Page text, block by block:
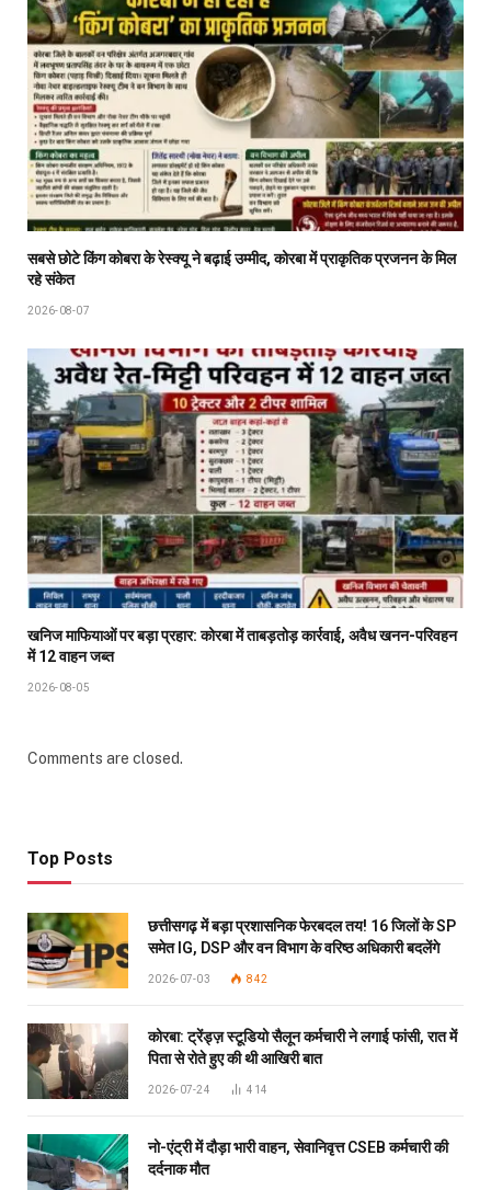
सबसे छोटे किंग कोबरा के रेस्क्यू ने बढ़ाई उम्मीद, कोरबा में प्राकृतिक प्रजनन के मिल
रहे संकेत
2026-08-07
खनिज माफियाओं पर बड़ा प्रहार: कोरबा में ताबड़तोड़ कार्रवाई, अवैध खनन-परिवहन
में 12 वाहन जब्त
2026-08-05
Comments are closed.
Top Posts
छत्तीसगढ़ में बड़ा प्रशासनिक फेरबदल तय! 16 जिलों के SP
समेत IG, DSP और वन विभाग के वरिष्ठ अधिकारी बदलेंगे
2026-07-03 842
कोरबा: ट्रेंड्ज़ स्टूडियो सैलून कर्मचारी ने लगाई फांसी, रात में
पिता से रोते हुए की थी आखिरी बात
2026-07-24 414
नो-एंट्री में दौड़ा भारी वाहन, सेवानिवृत्त CSEB कर्मचारी की
दर्दनाक मौत